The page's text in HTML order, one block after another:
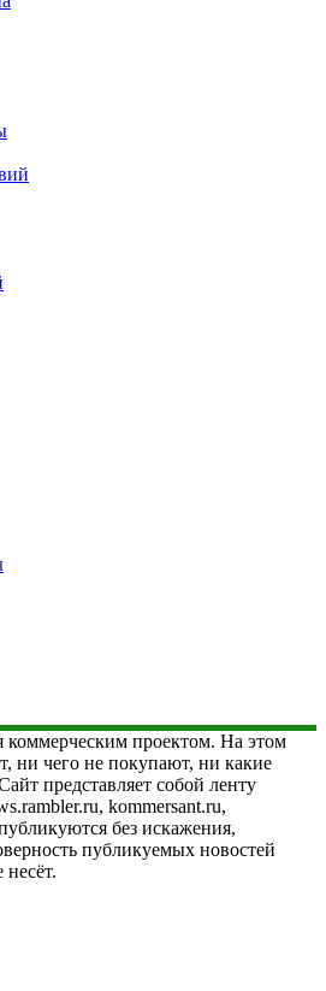
коммерческим проектом. На этом
ни чего не покупают, ни какие
представляет собой ленту
kommersant.ru,
без искажения,
публикуемых новостей